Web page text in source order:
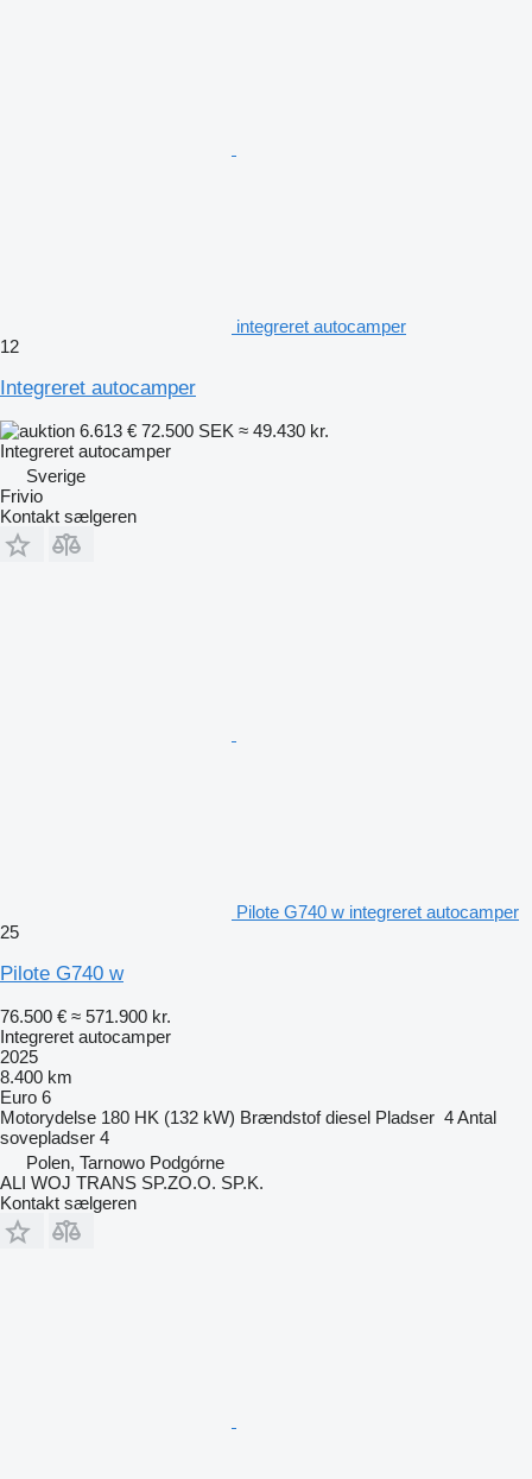
integreret autocamper
12
Integreret autocamper
6.613 € 72.500 SEK ≈ 49.430 kr.
Integreret autocamper
Sverige
Frivio
Kontakt sælgeren
Pilote G740 w integreret autocamper
25
Pilote G740 w
76.500 € ≈ 571.900 kr.
Integreret autocamper
2025
8.400 km
Euro 6
Motorydelse 180 HK (132 kW) Brændstof diesel Pladser 4Antal
sovepladser 4
Polen, Tarnowo Podgórne
ALI WOJ TRANS SP.ZO.O. SP.K.
Kontakt sælgeren